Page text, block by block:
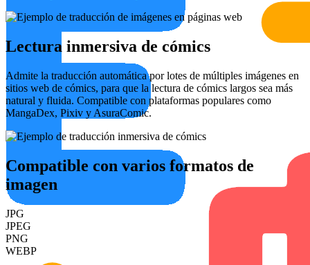
Lectura inmersiva de cómics
Admite la traducción automática por lotes de múltiples imágenes en
sitios web de cómics, para que la lectura de cómics largos sea más
natural y fluida. Compatible con plataformas populares como
MangaDex, Pixiv y AsuraComic.
Compatible con varios formatos de
imagen
JPG
JPEG
PNG
WEBP